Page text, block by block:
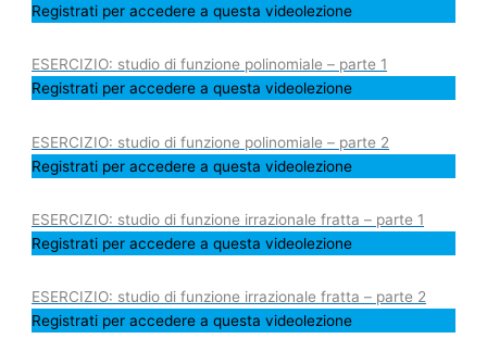
Registrati per accedere a questa videolezione
ESERCIZIO: studio di funzione polinomiale – parte 1
Registrati per accedere a questa videolezione
ESERCIZIO: studio di funzione polinomiale – parte 2
Registrati per accedere a questa videolezione
ESERCIZIO: studio di funzione irrazionale fratta – parte 1
Registrati per accedere a questa videolezione
ESERCIZIO: studio di funzione irrazionale fratta – parte 2
Registrati per accedere a questa videolezione